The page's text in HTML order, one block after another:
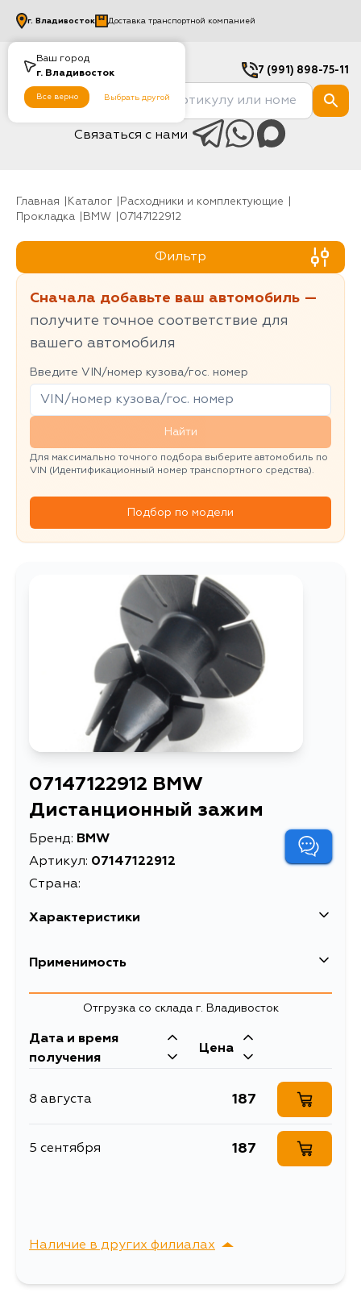
Ваш город
г. Владивосток
Все верно Выбрать другой
г. Владивосток Доставка транспортной компанией
7 (991) 898-75-11
Связаться с нами
Главная Каталог
Расходники и комплектующие
Прокладка
BMW 07147122912
Фильтр
Сначала добавьте ваш автомобиль —
получите точное соответствие для
вашего автомобиля
Введите VIN/номер кузова/гос. номер
Найти
Для максимально точного подбора выберите автомобиль по
VIN (Идентификационный номер транспортного средства).
Подбор по модели
07147122912 BMW
Дистанционный зажим
Бренд: BMW
Артикул: 07147122912
Страна:
Характеристики
EAN-13
Длина упаковки, мм
Масса, кг 0.1
Описание Дистанционный зажим
Клипса крепёжная
Применимость
Отгрузка со склада г. Владивосток
Дата и время
получения
Цена
8 августа 187
5 сентября 187
Наличие в других филиалах
г. Владивосток,